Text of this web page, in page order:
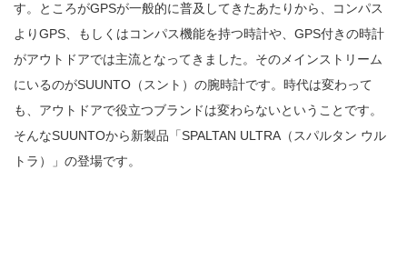
す。ところがGPSが一般的に普及してきたあたりから、コンパス
よりGPS、もしくはコンパス機能を持つ時計や、GPS付きの時計
がアウトドアでは主流となってきました。そのメインストリーム
にいるのがSUUNTO（スント）の腕時計です。時代は変わって
も、アウトドアで役立つブランドは変わらないということです。
そんなSUUNTOから新製品「SPALTAN ULTRA（スパルタン ウル
トラ）」の登場です。